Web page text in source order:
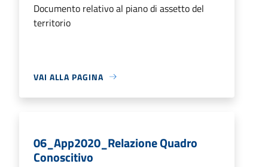
Documento relativo al piano di assetto del
territorio
VAI ALLA PAGINA
06_App2020_Relazione Quadro
Conoscitivo